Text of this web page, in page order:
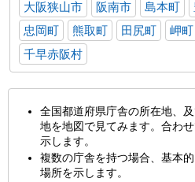
大阪狭山市
阪南市 島本町
忠岡町
熊取町 田尻町 岬町
千早赤阪村
全国都道府県庁舎の所在地、
地を地図で見てみます。合わ
示します。
複数の庁舎を持つ場合、基本
場所を示します。